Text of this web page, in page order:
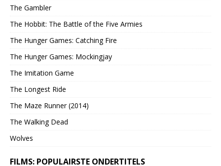
The Gambler
The Hobbit: The Battle of the Five Armies
The Hunger Games: Catching Fire
The Hunger Games: Mockingjay
The Imitation Game
The Longest Ride
The Maze Runner (2014)
The Walking Dead
Wolves
FILMS: POPULAIRSTE ONDERTITELS